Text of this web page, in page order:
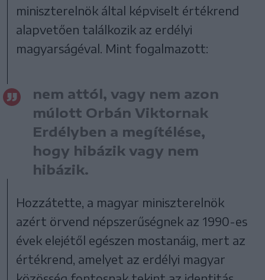
miniszterelnök által képviselt értékrend
alapvetően találkozik az erdélyi
magyarságéval. Mint fogalmazott:
nem attól, vagy nem azon
múlott Orbán Viktornak
Erdélyben a megítélése,
hogy hibázik vagy nem
hibázik.
Hozzátette, a magyar miniszterelnök
azért örvend népszerűségnek az 1990-es
évek elejétől egészen mostanáig, mert az
értékrend, amelyet az erdélyi magyar